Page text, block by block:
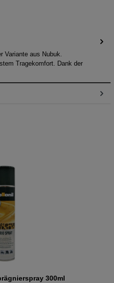
Variante aus Nubuk.
Tragekomfort. Dank der
300ml